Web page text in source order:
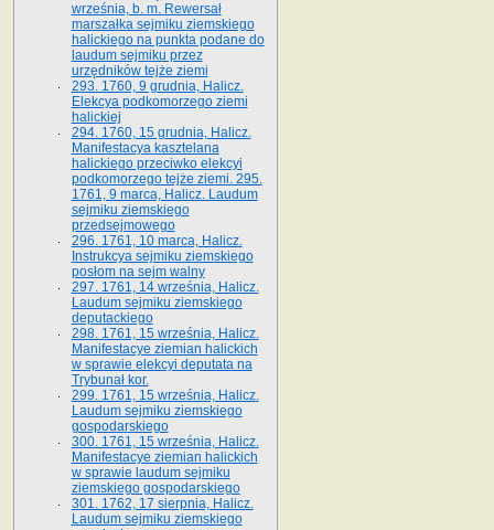
września, b. m. Rewersał
marszałka sejmiku ziemskiego
halickiego na punkta podane do
laudum sejmiku przez
urzędników tejże ziemi
293. 1760, 9 grudnia, Halicz.
Elekcya podkomorzego ziemi
halickiej
294. 1760, 15 grudnia, Halicz.
Manifestacya kasztelana
halickiego przeciwko elekcyi
podkomorzego tejże ziemi. 295.
1761, 9 marca, Halicz. Laudum
sejmiku ziemskiego
przedsejmowego
296. 1761, 10 marca, Halicz.
Instrukcya sejmiku ziemskiego
posłom na sejm walny
297. 1761, 14 września, Halicz.
Laudum sejmiku ziemskiego
deputackiego
298. 1761, 15 września, Halicz.
Manifestacye ziemian halickich
w sprawie elekcyi deputata na
Trybunał kor.
299. 1761, 15 września, Halicz.
Laudum sejmiku ziemskiego
gospodarskiego
300. 1761, 15 września, Halicz.
Manifestacye ziemian halickich
w sprawie laudum sejmiku
ziemskiego gospodarskiego
301. 1762, 17 sierpnia, Halicz.
Laudum sejmiku ziemskiego